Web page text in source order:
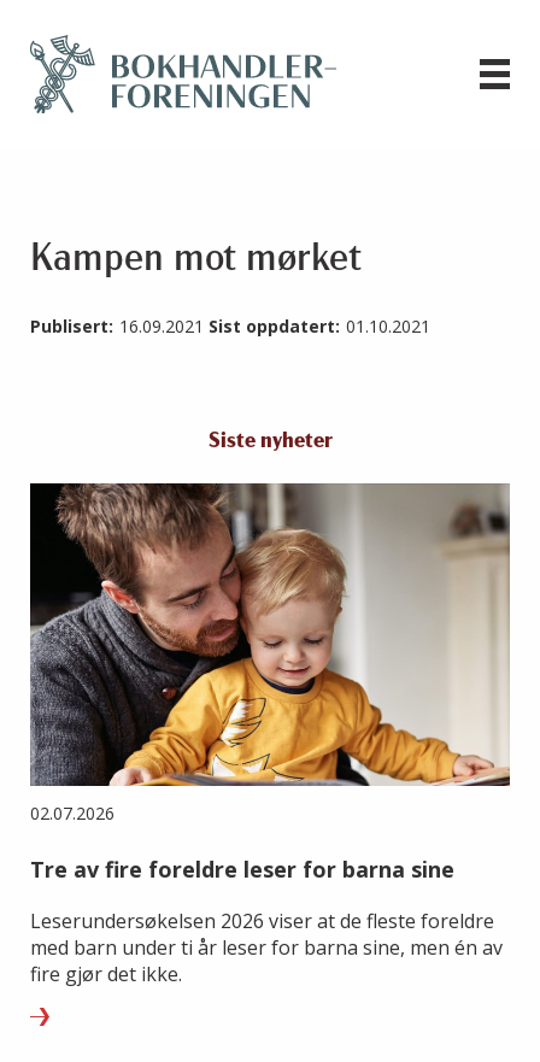
Kampen mot mørket
Publisert: 16.09.2021 Sist oppdatert: 01.10.2021
Siste nyheter
02.07.2026
Tre av fire foreldre leser for barna sine
Leserundersøkelsen 2026 viser at de fleste foreldre
med barn under ti år leser for barna sine, men én av
fire gjør det ikke.